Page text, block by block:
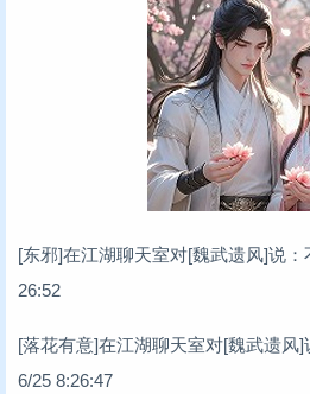
[东邪]在江湖聊天室对[魏武遗风]说
26:52
[落花有意]在江湖聊天室对[魏武遗
6/25 8:26:47